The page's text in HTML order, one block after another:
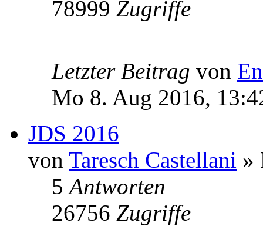
78999 Zugriffe
Letzter Beitrag von
Mo 8. Aug 2016,
JDS 2016
von Taresch Castellani »
5Antworten
26756 Zugriffe